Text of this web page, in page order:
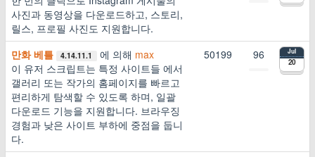
사진과 동영상을 다운로드하고, 스토리,
릴스, 프로필 사진도 지원합니다.
만화 베틀
4.14.11.1 에 의해 max
이 유저 스크립트는 특정 사이트들 에서
갤러리 또는 작가의 홈페이지를 빠르고
편리하게 탐색할 수 있도록 하며, 일괄
다운로드 기능을 지원합니다. 브라우징
경험과 낮은 사이트 부하에 중점을 둡니
다.
50199 96 Jul
20